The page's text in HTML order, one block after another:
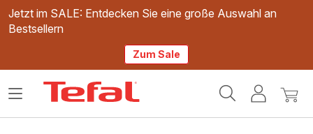
Jetzt im SALE: Entdecken Sie eine große Auswahl an
Bestsellern
Zum Sale
Mein
Mein
Das